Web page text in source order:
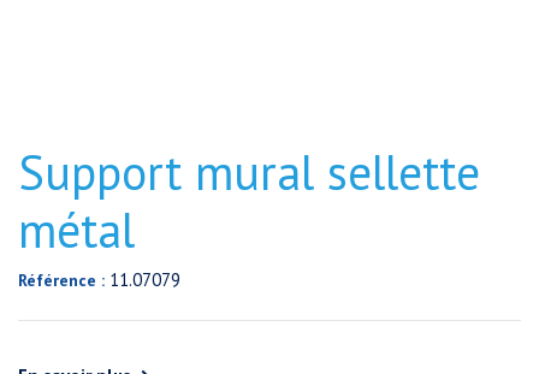
Support mural sellette
métal
Référence : 11.07079